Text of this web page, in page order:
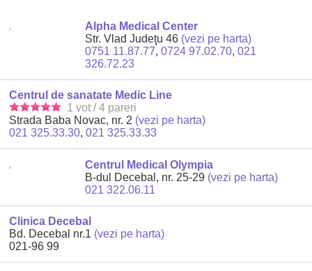
Alpha Medical Center
Str. Vlad Judeţu 46 (vezi pe harta)
0751 11.87.77,0724 97.02.70,021
326.72.23
Centrul de sanatate Medic Line
1 vot / 4 pareri
Strada Baba Novac, nr. 2 (vezi pe harta)
021 325.33.30,021 325.33.33
Centrul Medical Olympia
B-dul Decebal, nr. 25-29 (vezi pe harta)
021 322.06.11
Clinica Decebal
Bd. Decebal nr.1 (vezi pe harta)
021-96 99